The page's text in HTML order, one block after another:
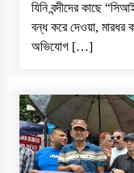
যিনি বন্দীদের কাছে
বন্ধ করে দেওয়া, মারধর
অভিযোগ […]